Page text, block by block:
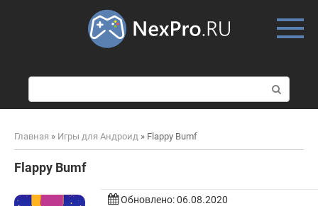
о
и
к
Главная » Игры для Андроид » Flappy Bumf
Flappy Bumf
Обновлено:06.08.2020